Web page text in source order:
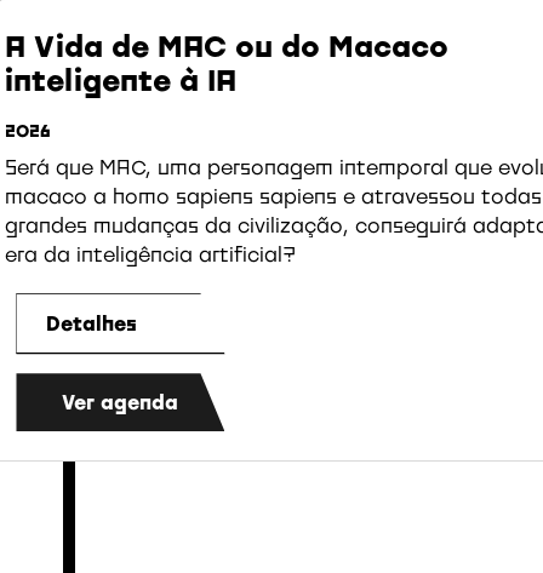
A Vida de MAC ou do Macaco
inteligente à IA
2026
Será que MAC, uma personagem intemporal que
macaco a homo sapiens sapiens e atravessou
grandes mudanças da civilização, conseguirá
era da inteligência artificial?
Detalhes
Ver agenda